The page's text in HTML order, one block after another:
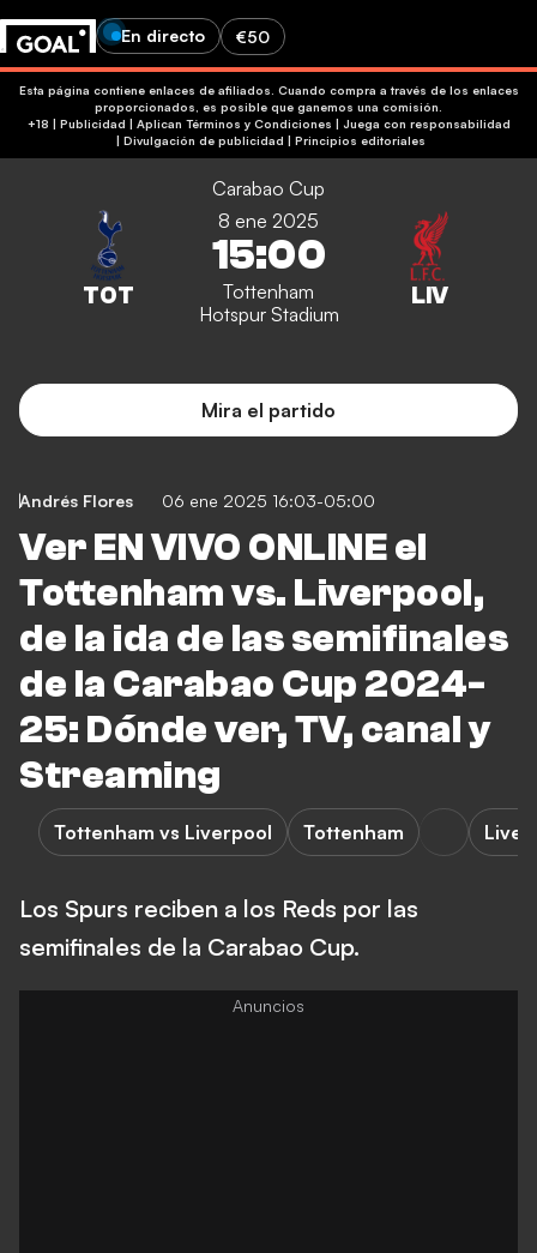
En directo €50
Esta página contiene enlaces de afiliados. Cuando compra a través de los enlaces
proporcionados, es posible que ganemos una comisión.
+18 | Publicidad | Aplican Términos y Condiciones | Juega con responsabilidad
| Divulgación de publicidad | Principios editoriales
Carabao Cup
8 ene 2025
15:00
Tottenham
Hotspur Stadium
Mira el partido
Andrés Flores 06 ene 2025 16:03-05:00
Ver EN VIVO ONLINE el
Tottenham vs. Liverpool,
de la ida de las semifinales
de la Carabao Cup 2024-
25: Dónde ver, TV, canal y
Streaming
Tottenham vs Liverpool Tottenham
Los Spurs reciben a los Reds por las
semifinales de la Carabao Cup.